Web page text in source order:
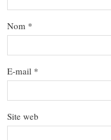
Nom *
E-mail *
Site web